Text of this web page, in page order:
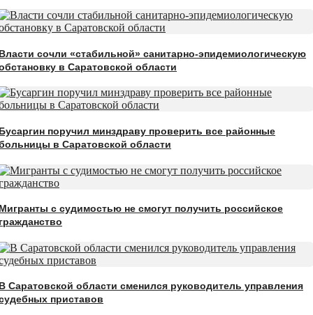
сочли «стабильной» санитарно-эпидемиологическую
в Саратовской области
поручил минздраву проверить все районные
в Саратовской области
с судимостью не смогут получить российское
Саратовской области сменился руководитель управления
приставов